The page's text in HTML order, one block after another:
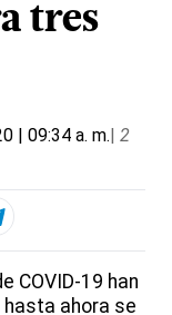
tres
| 09:34 a. m.| 2
COVID-19 han
hasta ahora se